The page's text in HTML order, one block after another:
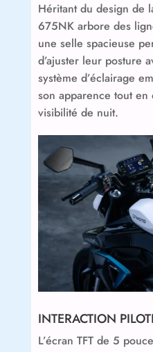
Héritant du design de
675NK arbore des
une selle spacieuse
d’ajuster leur posture
système d’éclairage
son apparence tout
visibilité de nuit.
INTERACTION
L’écran TFT de 5